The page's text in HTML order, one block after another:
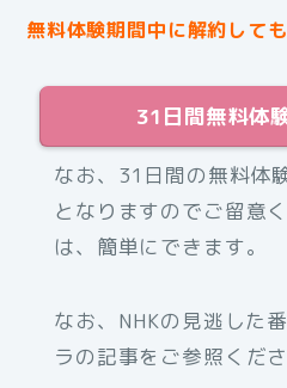
無料体験期間中に解約して
31日間無料体
なお、31日間の無料体
となりますのでご留意
は、簡単にできます。
なお、NHKの見逃した
ラの記事をご参照くださ